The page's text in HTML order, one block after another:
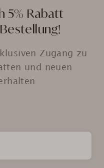
5% Rabatt
Zugang zu
und neuen